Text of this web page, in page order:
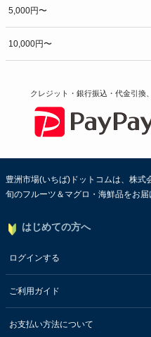
5,000円〜
10,000円〜
クレジット・銀行振込・代金引換
豊洲市場(いちば)ドットコムは、株式
旬のフルーツ＆マグロ・海鮮品をお
はじめての方へ
ログインする
ご利用ガイド
お支払い方法について